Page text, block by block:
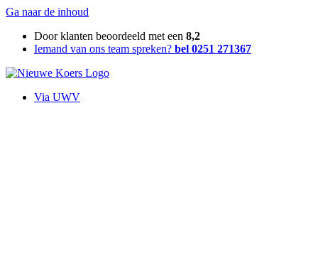
Ga naar de inhoud
Door klanten beoordeeld met een 8,2
Iemand van ons team spreken? bel 0251 271367
Via UWV